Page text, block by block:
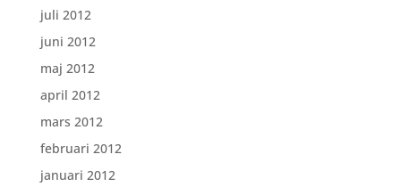
juli 2012
juni 2012
maj 2012
april 2012
mars 2012
februari 2012
januari 2012